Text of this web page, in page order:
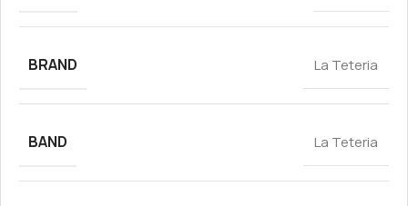
BRAND La Teteria
BAND La Teteria